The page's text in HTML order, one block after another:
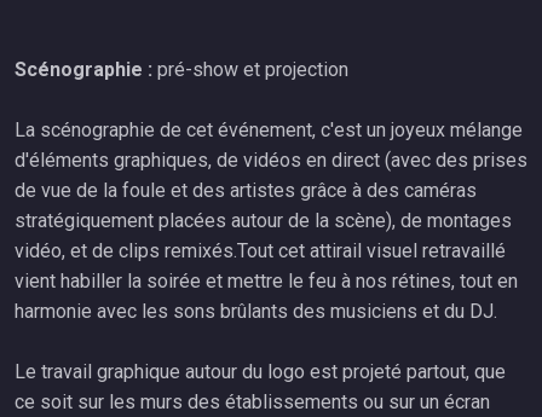
Scénographie : pré-show et projection
La scénographie de cet événement, c'est un joyeux mélange
d'éléments graphiques, de vidéos en direct (avec des prises
de vue de la foule et des artistes grâce à des caméras
stratégiquement placées autour de la scène), de montages
vidéo, et de clips remixés.Tout cet attirail visuel retravaillé
vient habiller la soirée et mettre le feu à nos rétines, tout en
harmonie avec les sons brûlants des musiciens et du DJ.
Le travail graphique autour du logo est projeté partout, que
ce soit sur les murs des établissements ou sur un écran